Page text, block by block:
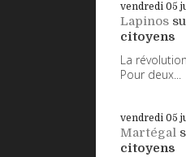
vendredi 05
Lapinos
citoyens
La
Pour deux...
vendredi 05
Martégal
citoyens